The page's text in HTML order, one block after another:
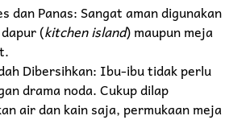
dan Panas: Sangat aman digunakan
(kitchen island) maupun meja
Dibersihkan: Ibu-ibu tidak perlu
drama noda. Cukup dilap
air dan kain saja, permukaan meja